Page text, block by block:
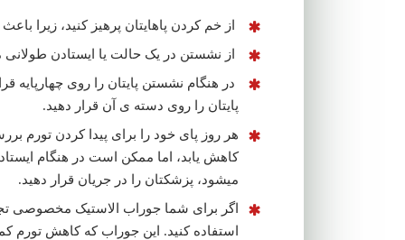
از خم کردن پاهایتان پرهیز کنید، زیرا
از نشستن در یک حالت یا ایستادن طولانی
در هنگام نشستن پایتان را روی چهارپایه
پایتان را روی دسته ی آن قرار دهید.
هر روز پای خود را برای پیدا کردن تورم
کاهش یابد، اما ممکن است در هنگام
میشود، پزشکتان را در جریان قرار دهید.
اگر برای شما جوراب الاستیک مخصوصی
استفاده کنید. این جوراب که کاهش